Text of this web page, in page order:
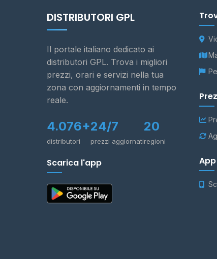
DISTRIBUTORI GPL
Il portale italiano dedicato ai
distributori GPL. Trova i migliori
prezzi, orari e servizi nella tua
zona con aggiornamenti in tempo
reale.
4.076+
distributori
24/7
prezzi aggiornati
20
regioni
Scarica l'app App